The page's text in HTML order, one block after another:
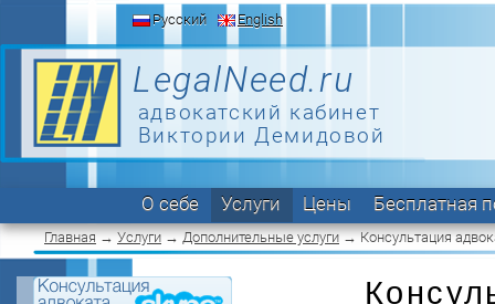
LegalNeed.ru
адвокатский кабинет
Виктории Демидовой
Русский English
О себе Услуги Цены Бесплатная
Главная→Услуги→Дополнительные услуги→ Консультация